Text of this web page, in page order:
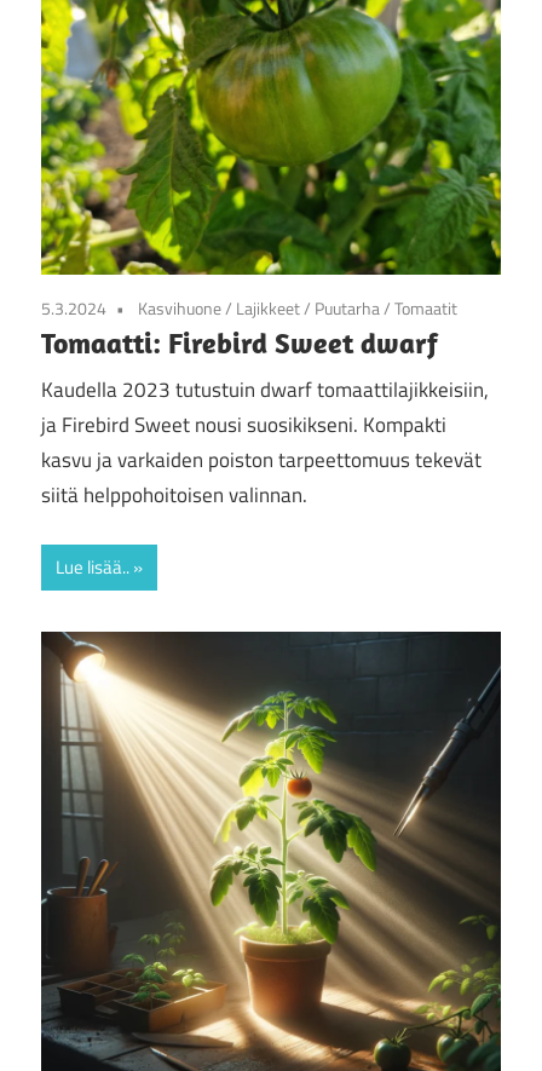
5.3.2024 Kasvihuone/ Lajikkeet/ Puutarha/Tomaatit
Tomaatti: Firebird Sweet dwarf
Kaudella 2023 tutustuin dwarf tomaattilajikkeisiin,
ja Firebird Sweet nousi suosikikseni. Kompakti
kasvu ja varkaiden poiston tarpeettomuus tekevät
siitä helppohoitoisen valinnan.
Lue lisää..